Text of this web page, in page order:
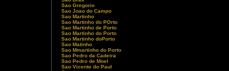
Sao Gregorio
Sao Joao do Campo
Sao Martinho
Sao Martinho do POrto
Sao Martinho de Porto
Sao Martinho do Porto
Sao Martinho doPorto
Sao Matinho
Sao Mmartinho do Porto
Sao Pedro da Cadeira
Sao Pedro de Moel
Sao Vicente do Paul